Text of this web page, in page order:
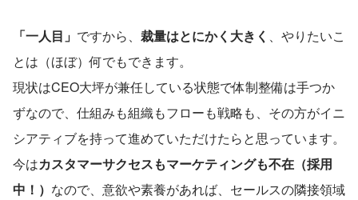
「一人目」 ですから、 裁量はとにかく大きく 、やりたいこ
とは（ほぼ）何でもできます。
現状はCEO大坪が兼任している状態で体制整備は手つか
ずなので、仕組みも組織もフローも戦略も、その方がイニ
シアティブを持って進めていただけたらと思っています。
今はカスタマーサクセスもマーケティングも不在（採用
中！） なので、意欲や素養があれば、セールスの隣接領域